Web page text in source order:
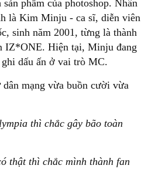
phẩm của photoshop. Nhân
là Kim Minju - ca sĩ, diễn viên
sinh năm 2001, từng là thành
IZ*ONE. Hiện tại, Minju đang
dấu ấn ở vai trò MC.
mạng vừa buồn cười vừa
thì chắc gây bão toàn
thật thì chắc mình thành fan